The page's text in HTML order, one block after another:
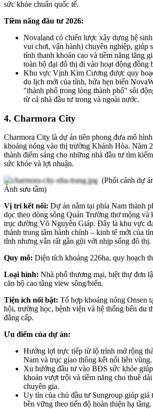
sức khỏe chuẩn quốc tế.
Tiềm năng đầu tư 2026:
Novaland có chiến lược xây dựng hệ
vui chơi, vận hành) chuyên nghiệp, giúp
tính thanh khoản cao và tiềm năng tăng
toàn bộ đại đô thị đi vào hoạt động đồng
Khu vực Vịnh Kim Cương được quy
du lịch mới của tỉnh, hứa hẹn biến
"thành phố trong lòng thành phố" sôi
từ cả nhà đầu tư trong và ngoài nước.
4. Charmora City
Charmora City là dự án tiên phong đưa mô
khoáng nóng vào thị trường Khánh Hòa. Năm
thành điểm sáng cho những nhà đầu tư tìm
sức khỏe và lợi nhuận.
(Phối cảnh dự
Ảnh sưu tầm)
Vị trí kết nối: Dự án nằm tại phía Nam thành
dọc theo dòng sông Quán Trường thơ mộng
trục đường Võ Nguyên Giáp. Đây là khu vực
thành trung tâm hành chính – kinh tế mới của
tĩnh nhưng vẫn rất gần gũi với nhịp sống đô thị.
Quy mô: Diện tích khoảng 226ha, quy hoạch
Loại hình: Nhà phố thương mại, biệt thự đơn
căn hộ cao tầng view sông/biển.
Tiện ích nổi bật: Tổ hợp khoáng nóng Onsen
hội, trường học, bệnh viện và hệ thống bến du
đẳng cấp.
Ưu điểm của dự án:
Hưởng lợi trực tiếp từ lộ trình mở rộng
Nam và trục giao thông kết nối liên vùng.
Xu hướng đầu tư vào BĐS sức khỏe
khoản vượt trội và tiềm năng cho thuê
chuyên gia.
Uy tín của chủ đầu tư Sungroup giúp giá
bền vững theo tiến độ hoàn thiện hạ tầng.